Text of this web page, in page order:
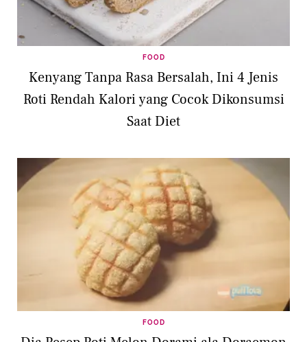
FOOD
Kenyang Tanpa Rasa Bersalah, Ini 4 Jenis
Roti Rendah Kalori yang Cocok Dikonsumsi
Saat Diet
FOOD